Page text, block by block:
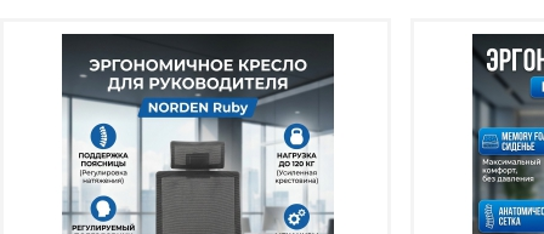
Механизм качания: топ ган
Регулировка по высоте: есть
Материал обивки: ткань
Подлокотники: да
Доставка:БЕСПЛАТНО, 2-3 дня
Механизм
Регулировка
Материал
Доставка: